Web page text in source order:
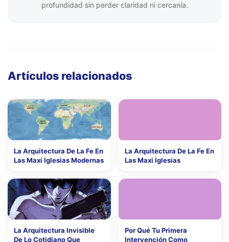
profundidad sin perder claridad ni cercanía.
Artículos relacionados
La Arquitectura De La Fe En
Las Maxi Iglesias Modernas
La Arquitectura De La Fe En
Las Maxi Iglesias
La Arquitectura Invisible
De Lo Cotidiano Que
Por Qué Tu Primera
Intervención Como